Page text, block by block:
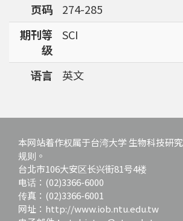
页码
274-285
期刊等
级
SCI
语言 英文
本网站着作权属于台湾大学 生物科技研
规则。
台北市106大安区长兴街81号4楼
电话：(02)3366-6000
传真：(02)3366-6001
网址：http://www.iob.ntu.edu.tw